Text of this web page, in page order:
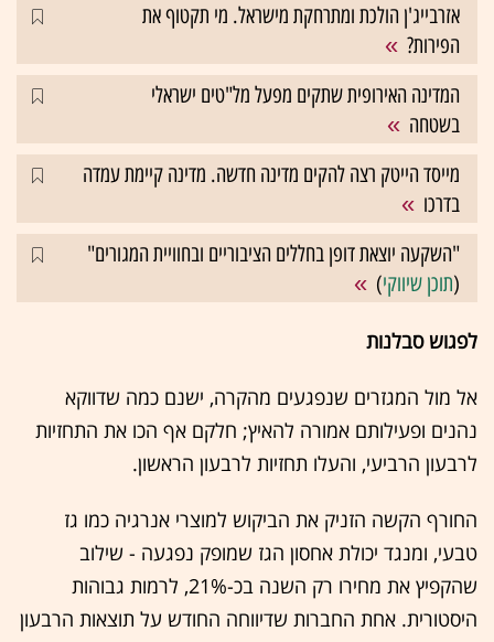
אזרבייג'ן הולכת ומתרחקת מישראל. מי תקטוף את
הפירות?
המדינה האירופית שתקים מפעל מל"טים ישראלי
בשטחה
מייסד הייטק רצה להקים מדינה חדשה. מדינה קיימת עמדה
בדרכו
"השקעה יוצאת דופן בחללים הציבוריים ובחוויית המגורים"
(תוכן שיווקי)
לפגוש סבלנות
אל מול המגזרים שנפגעים מהקרה, ישנם כמה שדווקא
נהנים ופעילותם אמורה להאיץ; חלקם אף הכו את התחזיות
לרבעון הרביעי, והעלו תחזיות לרבעון הראשון.
החורף הקשה הזניק את הביקוש למוצרי אנרגיה כמו גז
טבעי, ומנגד יכולת אחסון הגז שמופק נפגעה - שילוב
שהקפיץ את מחירו רק השנה בכ-21%, לרמות גבוהות
היסטורית. אחת החברות שדיווחה החודש על תוצאות הרבעון